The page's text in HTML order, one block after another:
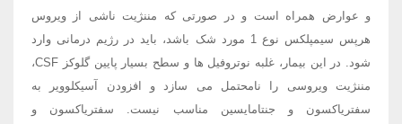
و عوارض همراه است و در صورتی که مننژیت ناشی از ویروس
هرپس سیمپلکس نوع 1 مورد شک باشد، باید در رژیم درمانی وارد
شود. در این بیمار، غلبه نوتروفیل ها و سطح بسیار پایین گلوکز CSF،
مننژیت ویروسی را نامحتمل می سازد و افزودن آسیکلوویر به
سفتریاکسون و جنتامایسین مناسب نیست. سفتریاکسون و